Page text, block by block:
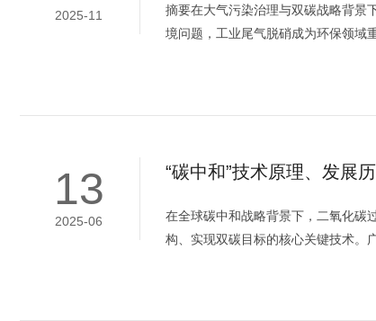
2025-11
摘要在大气污染治理与双碳战略背景
境问题，工业尾气脱硝成为环保领域
13
2025-06
“碳中和”技术原理、发展
在全球碳中和战略背景下，二氧化碳
构、实现双碳目标的核心关键技术。